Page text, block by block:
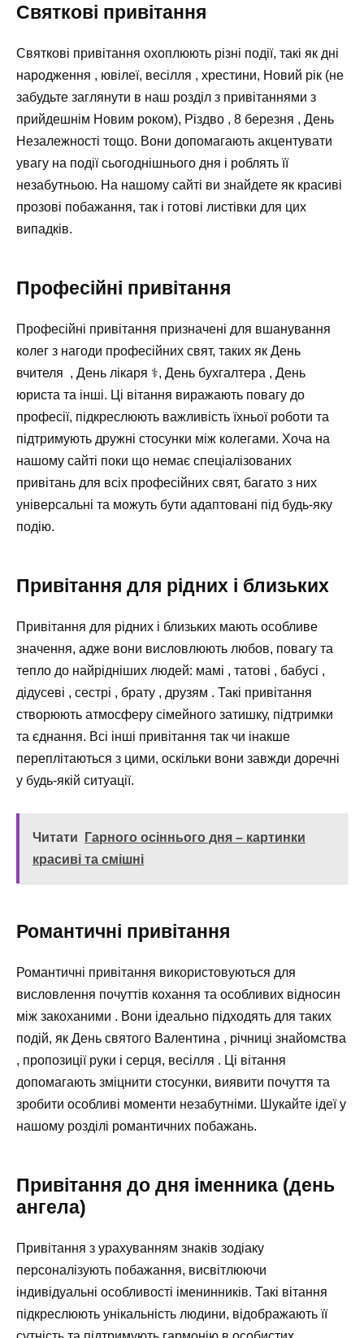
Святкові привітання
Святкові привітання охоплюють різні події, такі як дні
народження , ювілеї, весілля , хрестини, Новий рік (не
забудьте заглянути в наш розділ з привітаннями з
прийдешнім Новим роком), Різдво , 8 березня , День
Незалежності тощо. Вони допомагають акцентувати
увагу на події сьогоднішнього дня і роблять її
незабутньою. На нашому сайті ви знайдете як красиві
прозові побажання, так і готові листівки для цих
випадків.
Професійні привітання
Професійні привітання призначені для вшанування
колег з нагоди професійних свят, таких як День
вчителя ‍ , День лікаря ⚕️, День бухгалтера , День
юриста та інші. Ці вітання виражають повагу до
професії, підкреслюють важливість їхньої роботи та
підтримують дружні стосунки між колегами. Хоча на
нашому сайті поки що немає спеціалізованих
привітань для всіх професійних свят, багато з них
універсальні та можуть бути адаптовані під будь-яку
подію.
Привітання для рідних і близьких
Привітання для рідних і близьких мають особливе
значення, адже вони висловлюють любов, повагу та
тепло до найрідніших людей: мамі , татові , бабусі ,
дідусеві , сестрі , брату , друзям . Такі привітання
створюють атмосферу сімейного затишку, підтримки
та єднання. Всі інші привітання так чи інакше
переплітаються з цими, оскільки вони завжди доречні
у будь-якій ситуації.
Читати
Гарного осіннього дня – картинки
красиві та смішні
Романтичні привітання
Романтичні привітання використовуються для
висловлення почуттів кохання та особливих відносин
між закоханими . Вони ідеально підходять для таких
подій, як День святого Валентина , річниці знайомства
, пропозиції руки і серця, весілля . Ці вітання
допомагають зміцнити стосунки, виявити почуття та
зробити особливі моменти незабутніми. Шукайте ідеї у
нашому розділі романтичних побажань.
Привітання до дня іменника (день
ангела)
Привітання з урахуванням знаків зодіаку
персоналізують побажання, висвітлюючи
індивідуальні особливості іменинників. Такі вітання
підкреслюють унікальність людини, відображають її